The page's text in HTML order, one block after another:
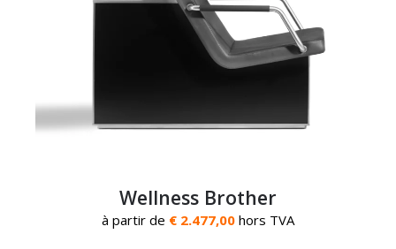
Wellness Brother
à partir de € 2.477,00 hors TVA